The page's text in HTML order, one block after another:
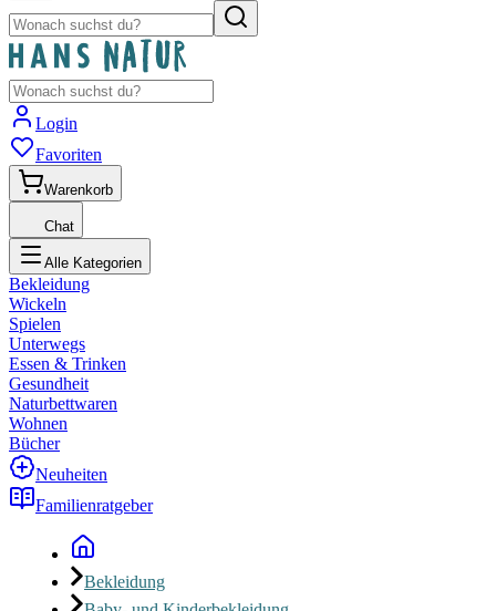
Login
Favoriten
Warenkorb
Chat
Alle Kategorien
Bekleidung
Wickeln
Spielen
Unterwegs
Essen & Trinken
Gesundheit
Naturbettwaren
Wohnen
Bücher
Neuheiten
Familienratgeber
Bekleidung